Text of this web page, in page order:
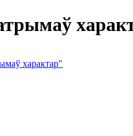
характар"